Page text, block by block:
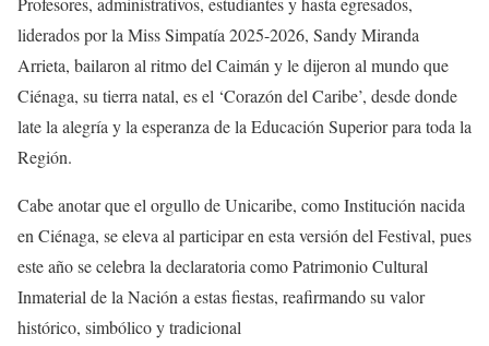
liderados por la Miss Simpatía 2025-2026, Sandy Miranda
Arrieta, bailaron al ritmo del Caimán y le dijeron al mundo que
Ciénaga, su tierra natal, es el ‘Corazón del Caribe’, desde donde
late la alegría y la esperanza de la Educación Superior para toda la
Región.
Cabe anotar que el orgullo de Unicaribe, como Institución nacida
en Ciénaga, se eleva al participar en esta versión del Festival, pues
este año se celebra la declaratoria como Patrimonio Cultural
Inmaterial de la Nación a estas fiestas, reafirmando su valor
histórico, simbólico y tradicional